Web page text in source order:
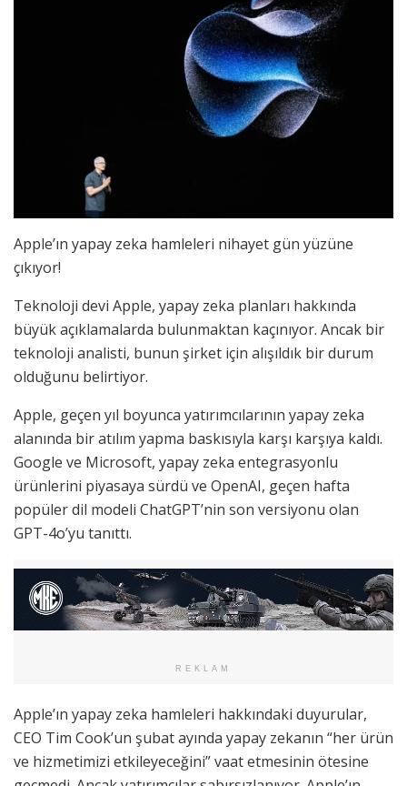
Apple’ın yapay zeka hamleleri nihayet gün yüzüne
çıkıyor!
Teknoloji devi Apple, yapay zeka planları hakkında
büyük açıklamalarda bulunmaktan kaçınıyor. Ancak bir
teknoloji analisti, bunun şirket için alışıldık bir durum
olduğunu belirtiyor.
Apple, geçen yıl boyunca yatırımcılarının yapay zeka
alanında bir atılım yapma baskısıyla karşı karşıya kaldı.
Google ve Microsoft, yapay zeka entegrasyonlu
ürünlerini piyasaya sürdü ve OpenAI, geçen hafta
popüler dil modeli ChatGPT’nin son versiyonu olan
GPT-4o’yu tanıttı.
REKLAM
Apple’ın yapay zeka hamleleri hakkındaki duyurular,
CEO Tim Cook’un şubat ayında yapay zekanın “her ürün
ve hizmetimizi etkileyeceğini” vaat etmesinin ötesine